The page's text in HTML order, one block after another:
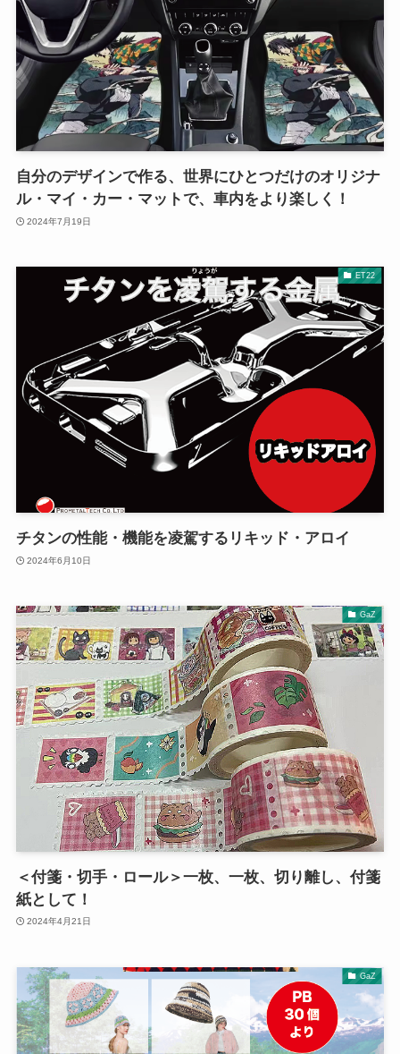
自分のデザインで作る、世界にひとつだけのオリジナ
ル・マイ・カー・マットで、車内をより楽しく！
2024年7月19日
ET22
チタンの性能・機能を凌駕するリキッド・アロイ
2024年6月10日
GaZ
＜付箋・切手・ロール＞一枚、一枚、切り離し、付箋
紙として！
2024年4月21日
GaZ